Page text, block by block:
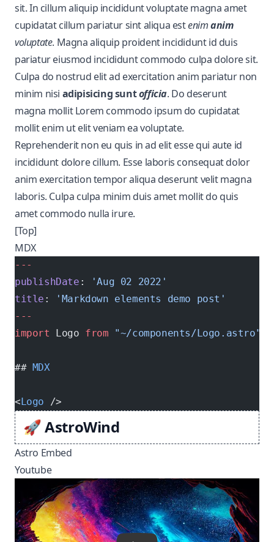
sit. In cillum aliquip incididunt voluptate magna amet
cupidatat cillum pariatur sint aliqua estenimanim
voluptate. Magna aliquip proident incididunt id duis
pariatur eiusmod incididunt commodo culpa dolore sit.
Culpa do nostrud elit ad exercitation anim pariatur non
minim nisi adipisicing suntofficia. Do deserunt
magna mollit Lorem commodo ipsum do cupidatat
mollit enim ut elit veniam ea voluptate.
Reprehenderit non eu quis in ad elit esse qui aute id
incididunt dolore cillum. Esse laboris consequat dolor
anim exercitation tempor aliqua deserunt velit magna
laboris. Culpa culpa minim duis amet mollit do quis
amet commodo nulla irure.
[Top]
MDX
---
publishDate :
'Aug 02 2022'
title :
'Markdown elements demo post'
---
import Logo from "~/components/Logo.astro"
## MDX
<Logo />
🚀 AstroWind
Astro Embed
Youtube